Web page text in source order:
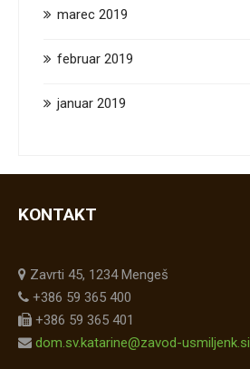
marec 2019
februar 2019
januar 2019
KONTAKT
Zavrti 45, 1234 Mengeš
+386 59 365 400
+386 59 365 401
dom.sv.katarine@zavod-usmiljenk.si